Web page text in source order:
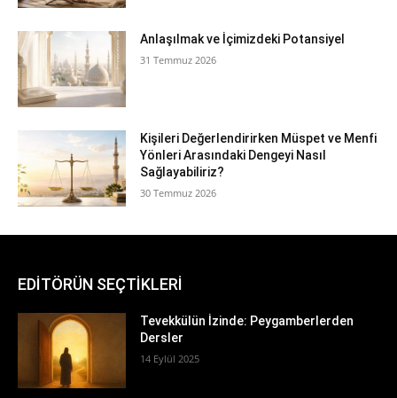
Anlaşılmak ve İçimizdeki Potansiyel
31 Temmuz 2026
Kişileri Değerlendirirken Müspet ve Menfi
Yönleri Arasındaki Dengeyi Nasıl
Sağlayabiliriz?
30 Temmuz 2026
EDİTÖRÜN SEÇTİKLERİ
Tevekkülün İzinde: Peygamberlerden
Dersler
14 Eylül 2025